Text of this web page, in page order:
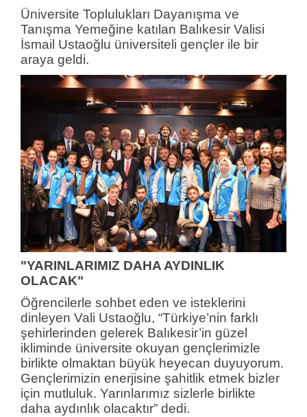
Üniversite Toplulukları Dayanışma ve
Tanışma Yemeğine katılan Balıkesir Valisi
İsmail Ustaoğlu üniversiteli gençler ile bir
araya geldi.
"YARINLARIMIZ DAHA AYDINLIK
OLACAK"
Öğrencilerle sohbet eden ve isteklerini
dinleyen Vali Ustaoğlu, “Türkiye’nin farklı
şehirlerinden gelerek Balıkesir’in güzel
ikliminde üniversite okuyan gençlerimizle
birlikte olmaktan büyük heyecan duyuyorum.
Gençlerimizin enerjisine şahitlik etmek bizler
için mutluluk. Yarınlarımız sizlerle birlikte
daha aydınlık olacaktır” dedi.